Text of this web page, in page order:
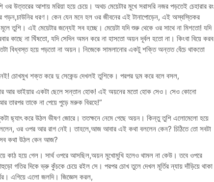
ওর উত্তরের আশায় মরিয়া হয়ে চেয়ে। অথচ মেয়েটার মুখে সরাসরি নজর পড়তেই চেহারার রং
গড়ন,চাউনির ধরণ। কেন যেন মনে হল ওর জীবনের এই টানাপোড়েন, এই অস্বস্তিকর
তুশি। এই মেয়েটার জন্যেই সব হচ্ছে। মেয়েটা যদি শুরু থেকে ওর সাথে না মিশতো! যদি
কাছে না ঘিঁষতো, যদি সেদিন অমন করে না হাসতো অয়ন দূর্বল হতো না। কিংবা বিয়ে করব
বিধ্বস্ত হয়ে পড়তো না অয়ন। নিজেকে সামলানোর একটু শক্তি অন্তত বেঁচে থাকতো
চোখমুখ শক্ত করে দু সেকেন্ড দেখলই তুশিকে। পরপর দুম করে বলে বসল,
আর ভাইয়ার একটা ছেলে সন্তান হোক! এই অয়নের মতো হোক সেও। সেও কোনো
তারপর তাকে না পেয়ে পুড়ে মরুক বিরহে!”
ছ্যাৎ করে উঠল ভীষণ জোরে। ততক্ষনে নেমে গেছে অয়ন। কিন্তু তুশি এলোমেলো হয়ে
ওর ওপর আর রাগ নেই। তাহলে,আজ আবার এই কথা বললেন কেন? চিঠিতে তো সবটা
কথা উঠল কেন আজ?
কাঠ হয়ে গেল। সার্থ ওপরে আসছিল,অয়ন মুখোমুখি হলেও থামল না কেউ। তবে ওপরে
গতির দিকে ভ্রু কুঁচকে চেয়ে রইল সে। পরপর চোখ তুলে দেখল মূর্তির ন্যায় দাঁড়িয়ে থাকা
এগিয়ে এলো জলদি। জিজ্ঞেস করল,